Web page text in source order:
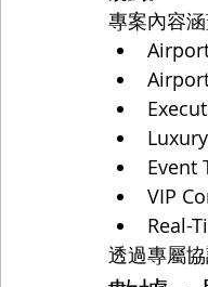
專案內容涵
Event
VIP
Real-
透過專屬